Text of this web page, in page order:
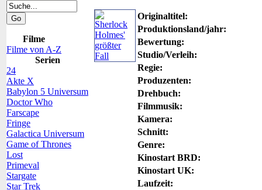
Filme
Filme von A-Z
Serien
24
Akte X
Babylon 5 Universum
Doctor Who
Farscape
Fringe
Galactica Universum
Game of Thrones
Lost
Primeval
Stargate
Star Trek
Originaltitel:
Produktionsland/jahr:
Bewertung:
Studio/Verleih:
Regie:
Produzenten:
Drehbuch:
Filmmusik:
Kamera:
Schnitt:
Genre:
Kinostart BRD:
Kinostart UK:
Laufzeit: